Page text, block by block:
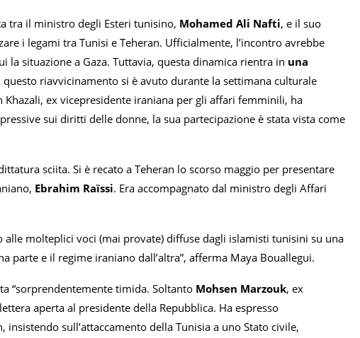
tra il ministro degli Esteri tunisino, Mohamed Ali Nafti, e il suo
i legami tra Tunisi e Teheran. Ufficialmente, l’incontro avrebbe
situazione a Gaza. Tuttavia, questa dinamica rientra in una
questo riavvicinamento si è avuto durante la settimana culturale
Khazali, ex vicepresidente iraniana per gli affari femminili, ha
sui diritti delle donne, la sua partecipazione è stata vista come
sciita. Si è recato a Teheran lo scorso maggio per presentare
Ebrahim Raïssi. Era accompagnato dal ministro degli Affari
molteplici voci (mai provate) diffuse dagli islamisti tunisini su una
parte e il regime iraniano dall’altra”, afferma Maya Bouallegui.
“sorprendentemente timida. Soltanto Mohsen Marzouk, ex
aperta al presidente della Repubblica. Ha espresso
sull’attaccamento della Tunisia a uno Stato civile,